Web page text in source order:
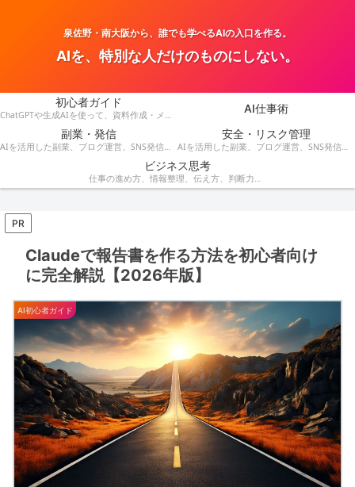
泉佐野・南大阪から、誰でも学べるAIの入口を作る。
AIを、特別な人だけのものにしない。
初心者ガイド
ChatGPTや生成AIを使って、資料作成・メール・会議・業務改善を効率化する方法を紹介します。
AI仕事術
副業・発信
AIを活用した副業、ブログ運営、SNS発信、収益化のアイデアを発信します。
安全・リスク管理
AIを活用した副業、ブログ運営、SNS発信、コンテンツ作成、収益化の方法を紹介します。
ビジネス思考
仕事の進め方、情報整理、伝え方、判断力など、AI時代に役立つビジネス思考を解説します。
PR
Claudeで報告書を作る方法を初心者向け
に完全解説【2026年版】
AI初心者ガイド